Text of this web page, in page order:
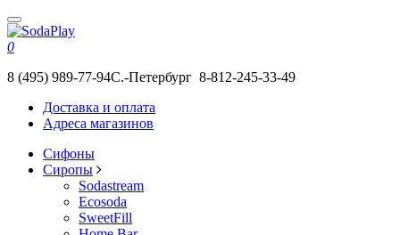
0
8 (495) 989-77-94С.-Петербург 8-812-245-33-49
Доставка и оплата
Адреса магазинов
Сифоны
Сиропы
Sodastream
Ecosoda
SweetFill